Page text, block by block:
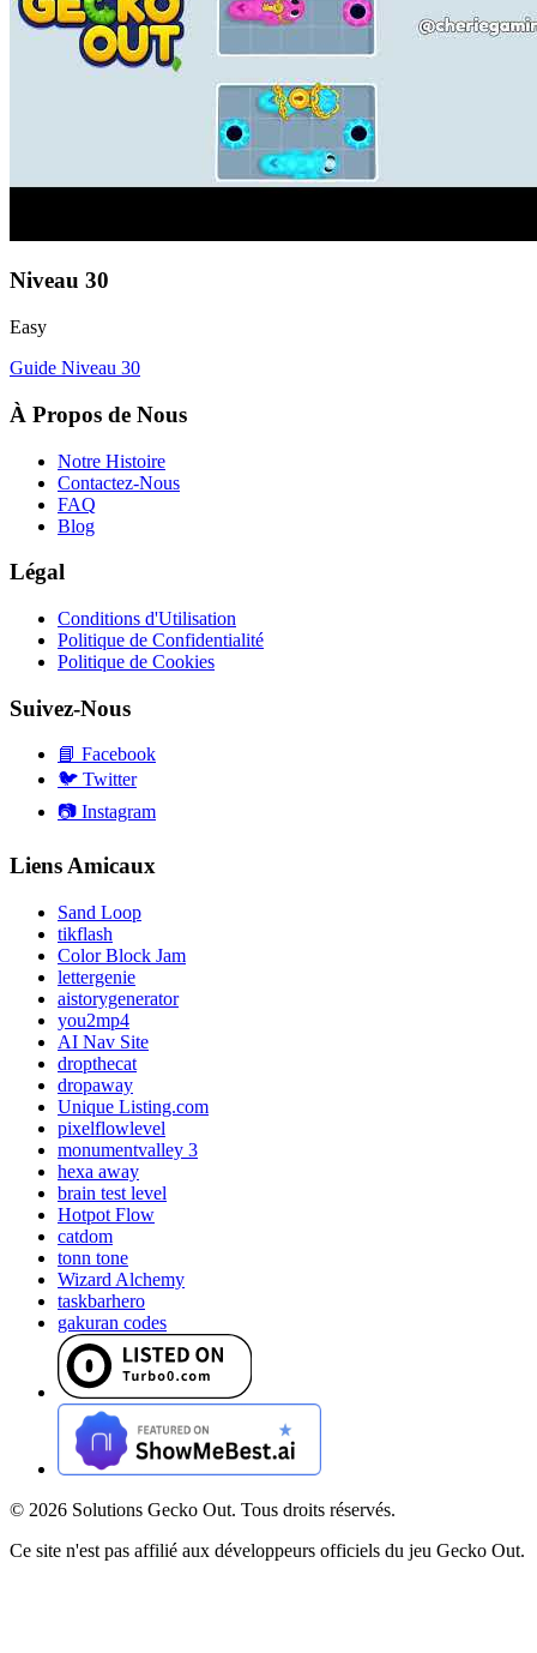
Niveau 30
Easy
Guide Niveau 30
À Propos de Nous
Notre Histoire
Contactez-Nous
FAQ
Blog
Légal
Conditions d'Utilisation
Politique de Confidentialité
Politique de Cookies
Suivez-Nous
📘 Facebook
🐦 Twitter
📷 Instagram
Liens Amicaux
Sand Loop
tikflash
Color Block Jam
lettergenie
aistorygenerator
you2mp4
AI Nav Site
dropthecat
dropaway
Unique Listing.com
pixelflowlevel
monumentvalley 3
hexa away
brain test level
Hotpot Flow
catdom
tonn tone
Wizard Alchemy
taskbarhero
gakuran codes
© 2026 Solutions Gecko Out. Tous droits réservés.
Ce site n'est pas affilié aux développeurs officiels du jeu Gecko Out.